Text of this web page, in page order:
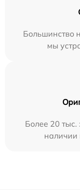
Большинство
мы
Более 20 тыс.
наличии